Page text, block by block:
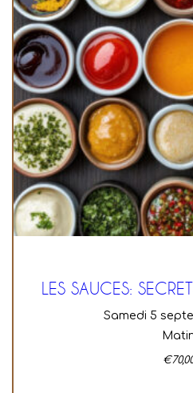
LES SAUCES:
samedi 5
€